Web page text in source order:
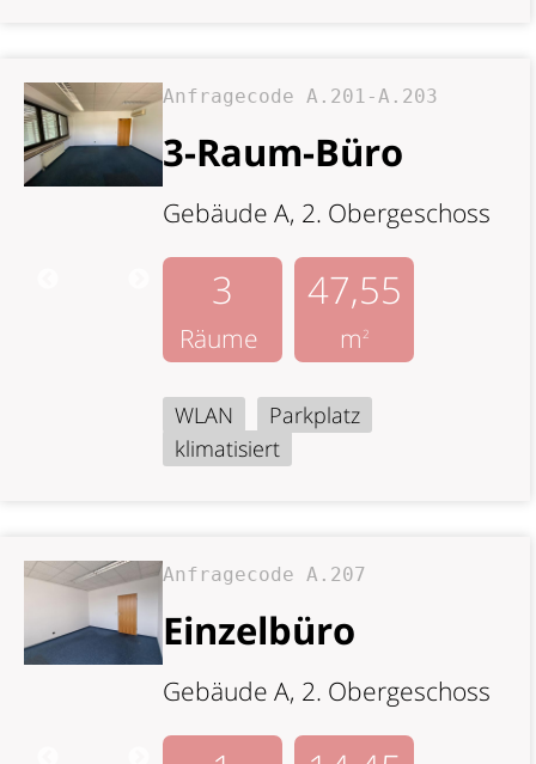
Anfragecode A.201-A.203
3-Raum-Büro
Gebäude A, 2. Obergeschoss
3
Räume
47,55
m2
WLAN
Parkplatz
klimatisiert
Anfragecode A.207
Einzelbüro
Gebäude A, 2. Obergeschoss